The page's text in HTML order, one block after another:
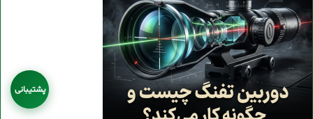
پشتیبانی